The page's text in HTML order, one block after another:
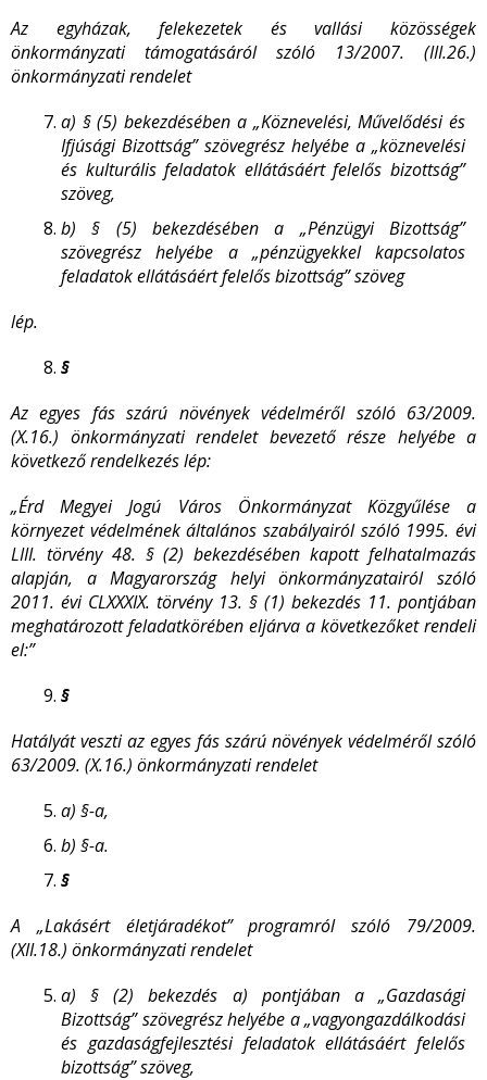
Az egyházak, felekezetek és vallási közösségek
önkormányzati támogatásáról szóló 13/2007. (III.26.)
önkormányzati rendelet
a) § (5) bekezdésében a „Köznevelési, Művelődési és
Ifjúsági Bizottság” szövegrész helyébe a „köznevelési
és kulturális feladatok ellátásáért felelős bizottság”
szöveg,
b) § (5) bekezdésében a „Pénzügyi Bizottság”
szövegrész helyébe a „pénzügyekkel kapcsolatos
feladatok ellátásáért felelős bizottság” szöveg
lép.
§
Az egyes fás szárú növények védelméről szóló 63/2009.
(X.16.) önkormányzati rendelet bevezető része helyébe a
következő rendelkezés lép:
„Érd Megyei Jogú Város Önkormányzat Közgyűlése a
környezet védelmének általános szabályairól szóló 1995. évi
LIII. törvény 48. § (2) bekezdésében kapott felhatalmazás
alapján, a Magyarország helyi önkormányzatairól szóló
2011. évi CLXXXIX. törvény 13. § (1) bekezdés 11. pontjában
meghatározott feladatkörében eljárva a következőket rendeli
el:”
§
Hatályát veszti az egyes fás szárú növények védelméről szóló
63/2009. (X.16.) önkormányzati rendelet
a) §-a,
b) §-a.
§
A „Lakásért életjáradékot” programról szóló 79/2009.
(XII.18.) önkormányzati rendelet
a) § (2) bekezdés a) pontjában a „Gazdasági
Bizottság” szövegrész helyébe a „vagyongazdálkodási
és gazdaságfejlesztési feladatok ellátásáért felelős
bizottság” szöveg,